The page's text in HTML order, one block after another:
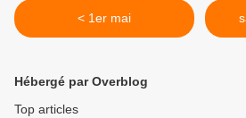
< 1er mai
Hébergé par Overblog
Top articles